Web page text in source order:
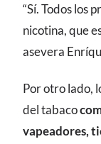
“Sí. Todos los
nicotina, que
asevera
Por otro lado,
del tabaco
vapeadores,